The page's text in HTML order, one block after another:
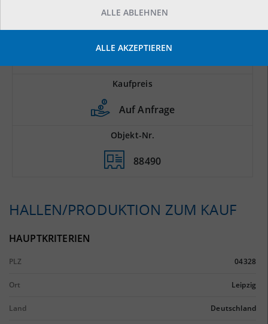
Prod.-/Lagerfläche
Kaufpreis
Auf Anfrage
Objekt-Nr.
88490
HALLEN/PRODUKTION ZUM KAUF
HAUPTKRITERIEN
PLZ 04328
Ort Leipzig
Land Deutschland
ALLE ABLEHNEN
ALLE AKZEPTIEREN